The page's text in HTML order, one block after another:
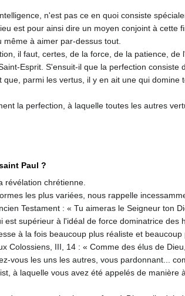
n'est pas ce en quoi consiste
est pour ainsi dire un moyen conjoint à
à aimer par-dessus tout.
il faut, certes, de la force, de la patience,
Esprit. S'ensuit-il que la perfection
parmi les vertus, il y en ait une qui
la perfection, à laquelle toutes les autres
Paul ?
révélation chrétienne.
les plus variées, nous rappelle
Testament : « Tu aimeras le Seigneur ton
est supérieur à l'idéal de force do­minatrice
à la fois beaucoup plus réaliste et beaucoup
Colossiens, III, 14 : « Comme des élus de
vous les uns les autres, vous pardonnant...
à laquelle vous avez été appelés de